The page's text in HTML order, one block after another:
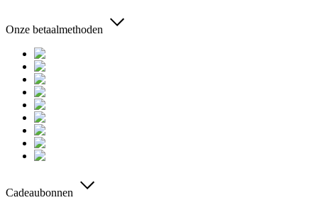
Onze betaalmethoden
Cadeaubonnen